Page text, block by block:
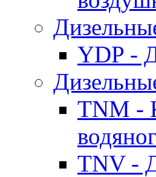
YDP -
TNM -
TNV -